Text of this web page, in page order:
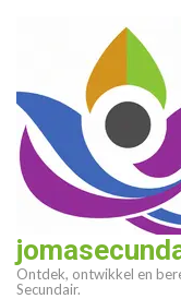
(druk
enter)
Ontdek, ontwikkel en
Secundair.